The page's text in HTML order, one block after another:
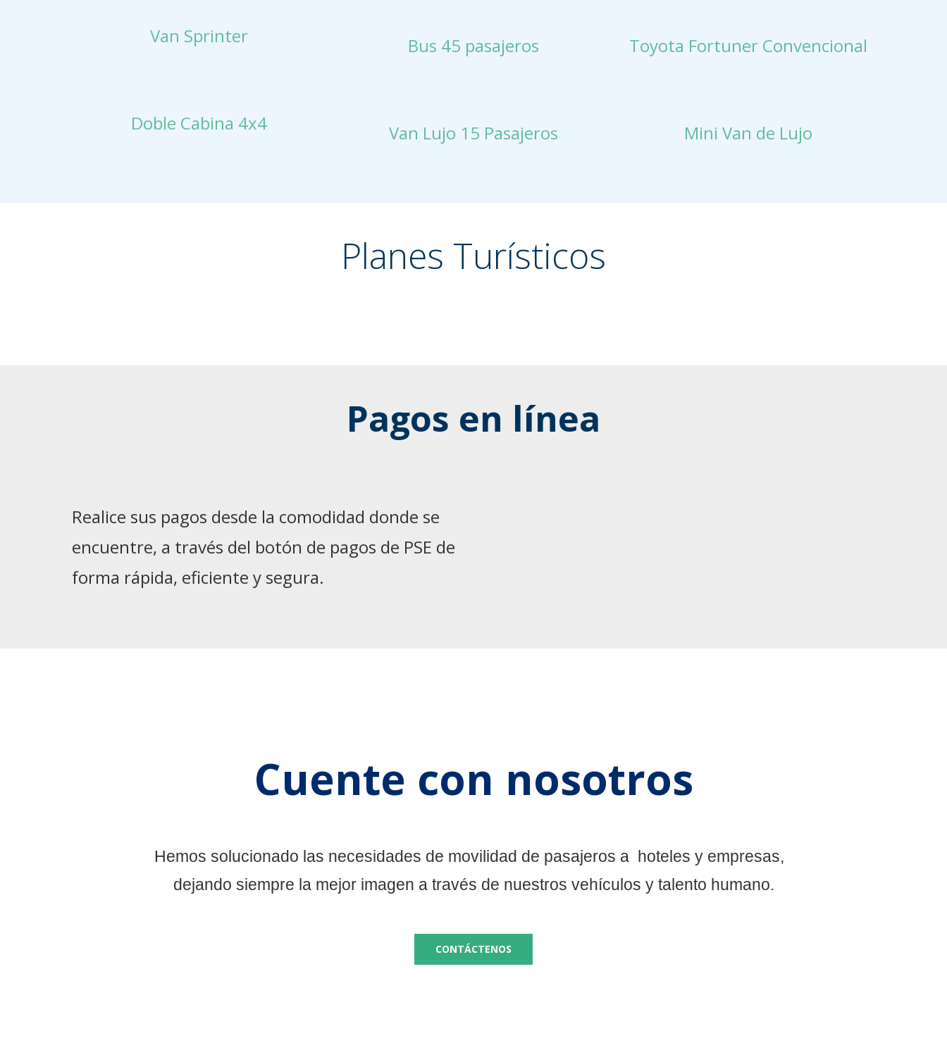
Van Sprinter
Doble Cabina 4x4
Bus 45 pasajeros
Van Lujo 15 Pasajeros
Toyota Fortuner Convencional
Mini Van de Lujo
Planes Turísticos
Pagos en línea
Realice sus pagos desde la comodidad donde se
encuentre, a través del botón de pagos de PSE de
forma rápida, eficiente y segura.
Cuente con nosotros
Hemos solucionado las necesidades de movilidad de pasajeros a hoteles y empresas,
dejando siempre la mejor imagen a través de nuestros vehículos y talento humano.
CONTÁCTENOS